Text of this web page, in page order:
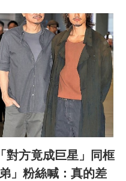
對方竟成巨星」同框
」粉絲喊：真的差